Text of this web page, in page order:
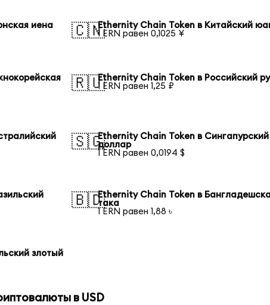
иена
🇨🇳Ethernity Chain Token в Китайский
1 ERN равен 0,1025 ¥
🇷🇺Ethernity Chain Token в Российский
1 ERN равен 1,25 ₽
🇸🇬Ethernity Chain Token в Сингапурский
доллар
1 ERN равен 0,0194 $
🇧🇩Ethernity Chain Token в
така
1 ERN равен 1,88 ৳
злотый
в USD